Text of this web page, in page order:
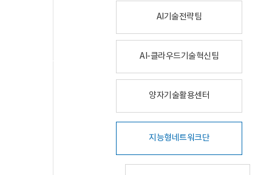
AI기술전략팀
AI-클라우드기술혁신팀
양자기술활용센터
지능형네트워크단